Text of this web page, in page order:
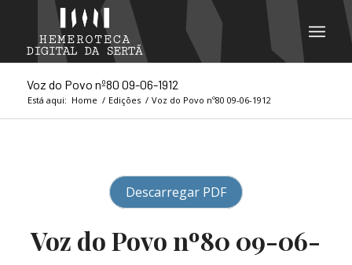
Voz do Povo nº80 09-06-1912
Está aqui: Home / Edições / Voz do Povo nº80 09-06-1912
Descarregar PDF
Voz do Povo nº80 09-06-